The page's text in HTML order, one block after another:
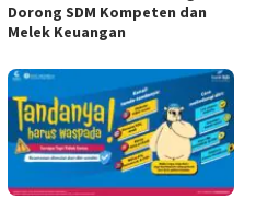
Dorong SDM Kompeten dan
Melek Keuangan